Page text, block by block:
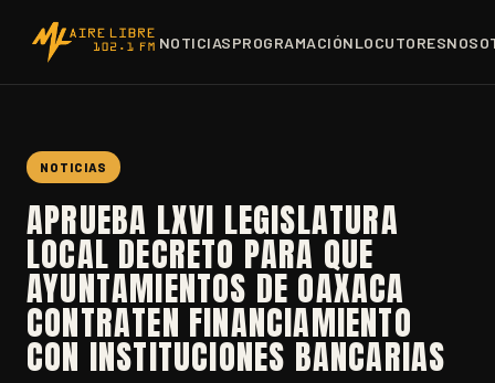
NOTICIASPROGRAMACIÓNLOCUTORES
NOTICIAS
APRUEBA LXVI LEGISLATURA
LOCAL DECRETO PARA QUE
AYUNTAMIENTOS DE OAXACA
CONTRATEN FINANCIAMIENTO
CON INSTITUCIONES BANCARIAS